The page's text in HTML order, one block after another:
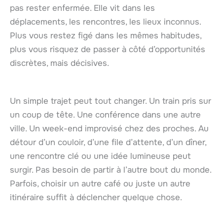
pas rester enfermée. Elle vit dans les
déplacements, les rencontres, les lieux inconnus.
Plus vous restez figé dans les mêmes habitudes,
plus vous risquez de passer à côté d’opportunités
discrètes, mais décisives.
Un simple trajet peut tout changer. Un train pris sur
un coup de tête. Une conférence dans une autre
ville. Un week-end improvisé chez des proches. Au
détour d’un couloir, d’une file d’attente, d’un dîner,
une rencontre clé ou une idée lumineuse peut
surgir. Pas besoin de partir à l’autre bout du monde.
Parfois, choisir un autre café ou juste un autre
itinéraire suffit à déclencher quelque chose.